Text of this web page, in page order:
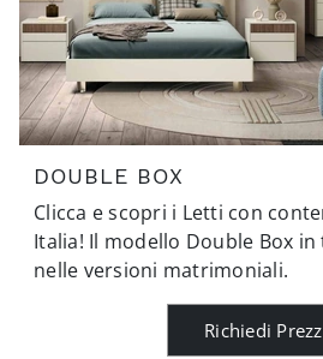
DOUBLE BOX
Clicca e scopri i Letti con
Italia! Il modello Double Box
nelle versioni matrimoniali.
Richiedi